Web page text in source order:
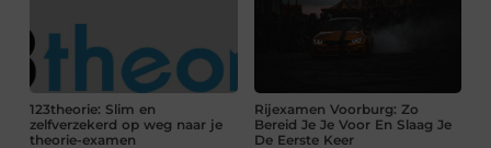
123theorie: Slim en
zelfverzekerd op weg naar je
theorie-examen
Rijexamen Voorburg: Zo
Bereid Je Je Voor En Slaag Je
De Eerste Keer